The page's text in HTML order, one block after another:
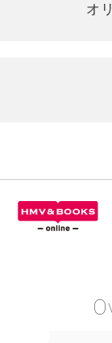
オ